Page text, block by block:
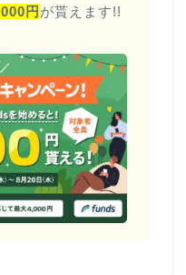
円 が貰えます!!